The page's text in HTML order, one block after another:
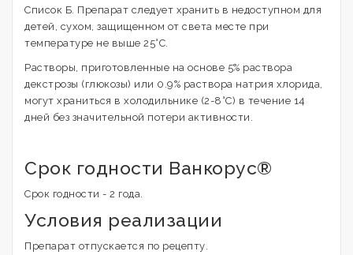
Список Б. Препарат следует хранить в недоступном для
детей, сухом, защищенном от света месте при
температуре не выше 25°С.
Растворы, приготовленные на основе 5% раствора
декстрозы (глюкозы) или 0.9% раствора натрия хлорида,
могут храниться в холодильнике (2-8°С) в течение 14
дней без значительной потери активности.
Срок годности Ванкорус®
Срок годности - 2 года.
Условия реализации
Препарат отпускается по рецепту.